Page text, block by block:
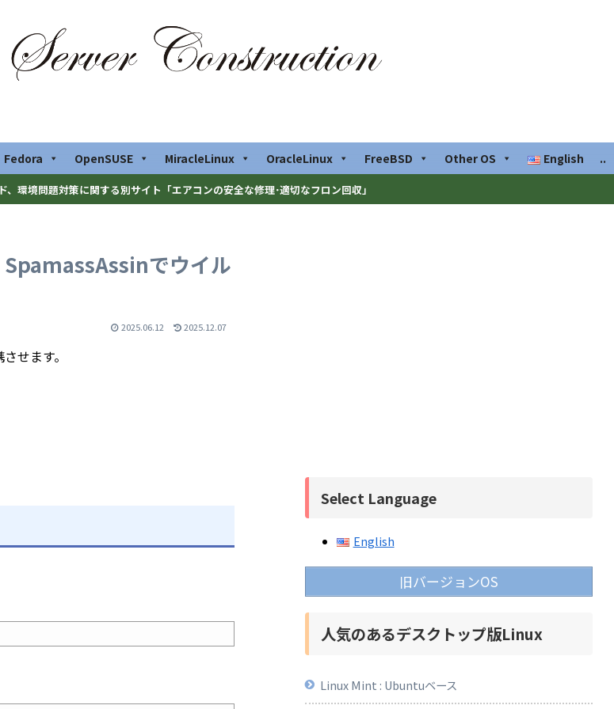
Fedora OpenSUSE MiracleLinux OracleLinux FreeBSD Other OS English ..
環境問題対策に関する別サイト「エアコンの安全な修理･適切なフロン回収」
でウイル
2025.06.12 2025.12.07
せます。
Select Language
English
旧バージョンOS
人気のあるデスクトップ版Linux
Linux Mint : Ubuntuベース